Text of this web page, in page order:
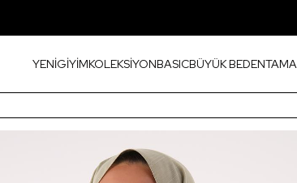
YENİGİYİMKOLEKSİYONBASICBÜYÜK BEDEN